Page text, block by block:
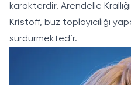
karakterdir. Arendelle
Kristoff, buz toplayıcılığı
sürdürmektedir.